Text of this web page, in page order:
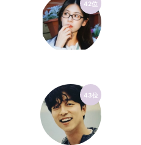
42位
43位